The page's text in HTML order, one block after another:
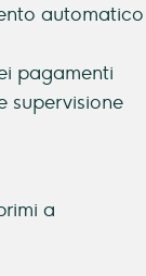
automatico
pagamenti
supervisione
a